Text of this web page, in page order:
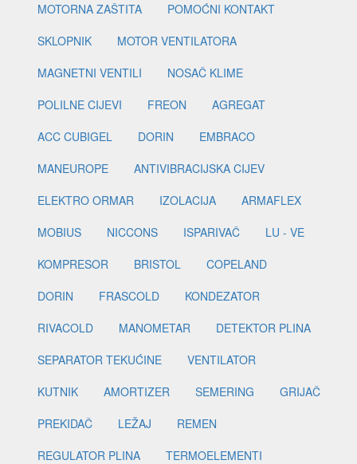
MOTORNA ZAŠTITA
POMOĆNI KONTAKT
SKLOPNIK
MOTOR VENTILATORA
MAGNETNI VENTILI
NOSAČ KLIME
POLILNE CIJEVI
FREON
AGREGAT
ACC CUBIGEL
DORIN
EMBRACO
MANEUROPE
ANTIVIBRACIJSKA CIJEV
ELEKTRO ORMAR
IZOLACIJA
ARMAFLEX
MOBIUS
NICCONS ISPARIVAČ
LU - VE
KOMPRESOR
BRISTOL
COPELAND
DORIN
FRASCOLD
KONDEZATOR
RIVACOLD
MANOMETAR
DETEKTOR PLINA
SEPARATOR TEKUĆINE
VENTILATOR
KUTNIK
AMORTIZER SEMERING
GRIJAČ
PREKIDAČ
LEŽAJ
REMEN
REGULATOR PLINA
TERMOELEMENTI